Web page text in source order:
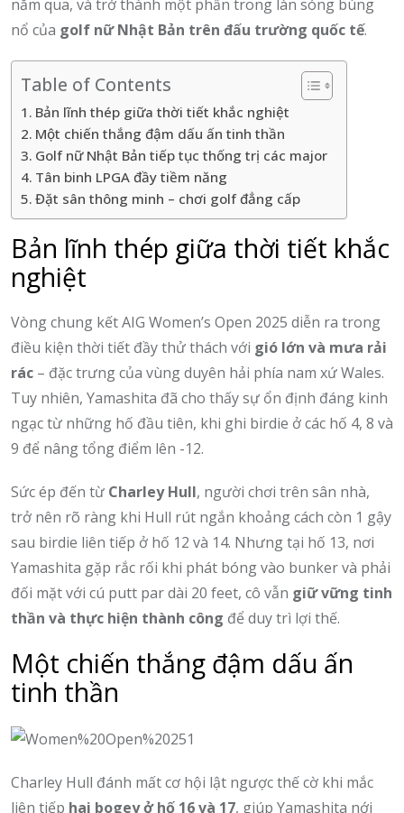
năm qua, và trở thành một phần trong làn sóng bùng
nổ của golf nữ Nhật Bản trên đấu trường quốc tế.
Table of Contents
Bản lĩnh thép giữa thời tiết khắc nghiệt
Một chiến thắng đậm dấu ấn tinh thần
Golf nữ Nhật Bản tiếp tục thống trị các major
Tân binh LPGA đầy tiềm năng
Đặt sân thông minh – chơi golf đẳng cấp
Bản lĩnh thép giữa thời tiết khắc
nghiệt
Vòng chung kết AIG Women’s Open 2025 diễn ra trong
điều kiện thời tiết đầy thử thách với gió lớn và mưa rải
rác – đặc trưng của vùng duyên hải phía nam xứ Wales.
Tuy nhiên, Yamashita đã cho thấy sự ổn định đáng kinh
ngạc từ những hố đầu tiên, khi ghi birdie ở các hố 4, 8 và
9 để nâng tổng điểm lên -12.
Sức ép đến từ Charley Hull, người chơi trên sân nhà,
trở nên rõ ràng khi Hull rút ngắn khoảng cách còn 1 gậy
sau birdie liên tiếp ở hố 12 và 14. Nhưng tại hố 13, nơi
Yamashita gặp rắc rối khi phát bóng vào bunker và phải
đối mặt với cú putt par dài 20 feet, cô vẫn giữ vững tinh
thần và thực hiện thành công để duy trì lợi thế.
Một chiến thắng đậm dấu ấn
tinh thần
Charley Hull đánh mất cơ hội lật ngược thế cờ khi mắc
liên tiếp hai bogey ở hố 16 và 17, giúp Yamashita nới